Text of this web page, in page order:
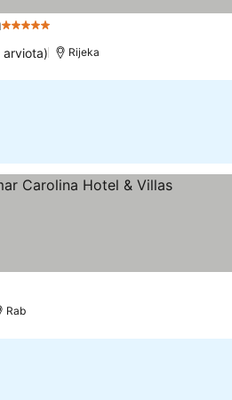
5 Tähtiluokitus
Rijeka
Rab